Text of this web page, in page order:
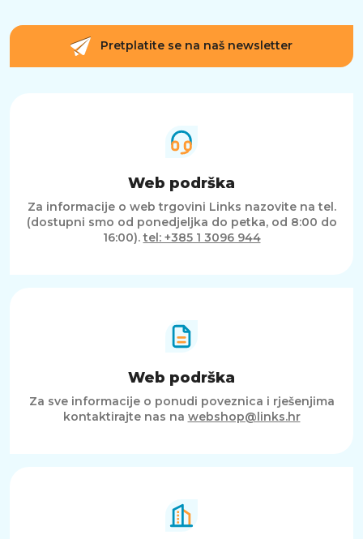
Pretplatite se na naš newsletter
Web podrška
Za informacije o web trgovini Links nazovite na tel.
(dostupni smo od ponedjeljka do petka, od 8:00 do
16:00).tel: +385 1 3096 944
Web podrška
Za sve informacije o ponudi poveznica i rješenjima
kontaktirajte nas na webshop@links.hr